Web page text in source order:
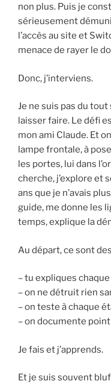
non plus. Puis je
sérieusement
l’accès au site et
menace de rayer le
Donc, j’interviens.
Je ne suis pas du
laisser faire. Le défi
mon ami Claude. Et
lampe frontale, à
les portes, lui dans
cherche, j’explore et
ans que je n’avais
guide, me donne les
temps, explique la
Au départ, ce sont
– tu expliques
– on ne détruit rien
– on teste à chaque
– on documente
Je fais et j’apprends.
Et je suis souvent